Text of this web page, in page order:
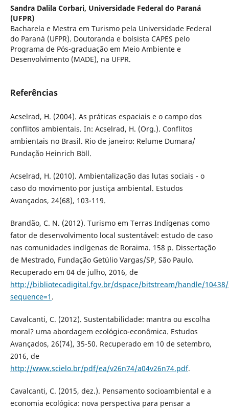
Sandra Dalila Corbari, Universidade Federal do Paraná
(UFPR)
Bacharela e Mestra em Turismo pela Universidade Federal
do Paraná (UFPR). Doutoranda e bolsista CAPES pelo
Programa de Pós-graduação em Meio Ambiente e
Desenvolvimento (MADE), na UFPR.
Referências
Acselrad, H. (2004). As práticas espaciais e o campo dos
conflitos ambientais. In: Acselrad, H. (Org.). Conflitos
ambientais no Brasil. Rio de janeiro: Relume Dumara/
Fundação Heinrich Böll.
Acselrad, H. (2010). Ambientalização das lutas sociais - o
caso do movimento por justiça ambiental. Estudos
Avançados, 24(68), 103-119.
Brandão, C. N. (2012). Turismo em Terras Indígenas como
fator de desenvolvimento local sustentável: estudo de caso
nas comunidades indígenas de Roraima. 158 p. Dissertação
de Mestrado, Fundação Getúlio Vargas/SP, São Paulo.
Recuperado em 04 de julho, 2016, de
http://bibliotecadigital.fgv.br/dspace/bitstream/handle/10438/
sequence=1 .
Cavalcanti, C. (2012). Sustentabilidade: mantra ou escolha
moral? uma abordagem ecológico-econômica. Estudos
Avançados, 26(74), 35-50. Recuperado em 10 de setembro,
2016, de
http://www.scielo.br/pdf/ea/v26n74/a04v26n74.pdf.
Cavalcanti, C. (2015, dez.). Pensamento socioambiental e a
economia ecológica: nova perspectiva para pensar a